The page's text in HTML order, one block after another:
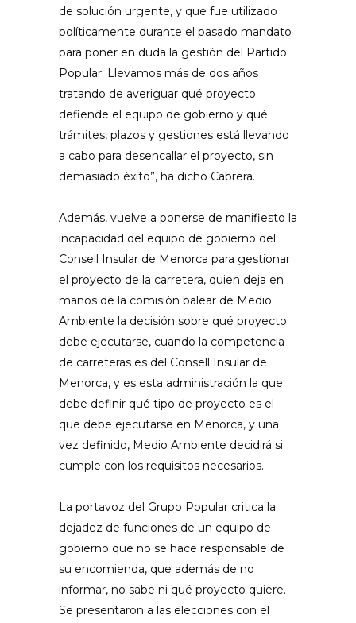
de solución urgente, y que fue utilizado
políticamente durante el pasado mandato
para poner en duda la gestión del Partido
Popular. Llevamos más de dos años
tratando de averiguar qué proyecto
defiende el equipo de gobierno y qué
trámites, plazos y gestiones está llevando
a cabo para desencallar el proyecto, sin
demasiado éxito”, ha dicho Cabrera.
Además, vuelve a ponerse de manifiesto la
incapacidad del equipo de gobierno del
Consell Insular de Menorca para gestionar
el proyecto de la carretera, quien deja en
manos de la comisión balear de Medio
Ambiente la decisión sobre qué proyecto
debe ejecutarse, cuando la competencia
de carreteras es del Consell Insular de
Menorca, y es esta administración la que
debe definir qué tipo de proyecto es el
que debe ejecutarse en Menorca, y una
vez definido, Medio Ambiente decidirá si
cumple con los requisitos necesarios.
La portavoz del Grupo Popular critica la
dejadez de funciones de un equipo de
gobierno que no se hace responsable de
su encomienda, que además de no
informar, no sabe ni qué proyecto quiere.
Se presentaron a las elecciones con el